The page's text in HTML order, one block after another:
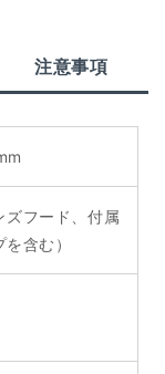
注意事項
フード、付属
含む）